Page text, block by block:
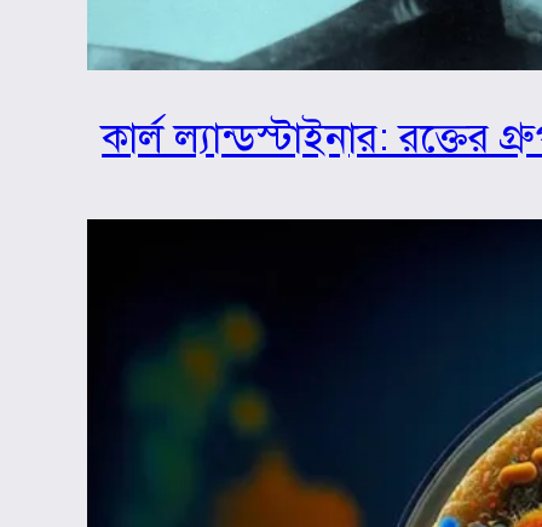
কার্ল ল্যান্ডস্টাইনার: রক্তের